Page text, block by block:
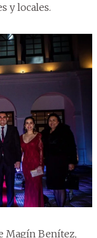
y locales.
Magín Benítez,